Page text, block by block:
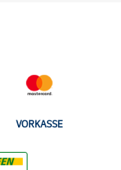
VORKASSE